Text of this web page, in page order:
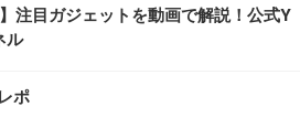
注目ガジェットを動画で解説！公式Y
ル
ポ